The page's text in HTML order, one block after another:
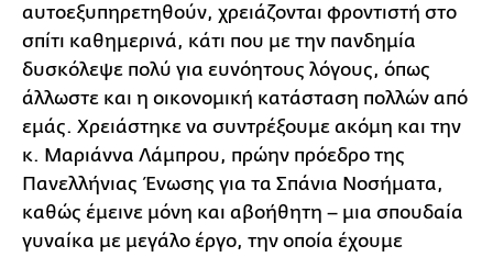
αυτοεξυπηρετηθούν, χρειάζονται φροντιστή στο
σπίτι καθημερινά, κάτι που με την πανδημία
δυσκόλεψε πολύ για ευνόητους λόγους, όπως
άλλωστε και η οικονομική κατάσταση πολλών από
εμάς. Χρειάστηκε να συντρέξουμε ακόμη και την
κ. Μαριάννα Λάμπρου, πρώην πρόεδρο της
Πανελλήνιας Ένωσης για τα Σπάνια Νοσήματα,
καθώς έμεινε μόνη και αβοήθητη – μια σπουδαία
γυναίκα με μεγάλο έργο, την οποία έχουμε